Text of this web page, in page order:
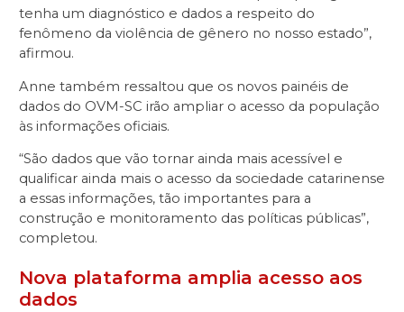
tenha um diagnóstico e dados a respeito do
fenômeno da violência de gênero no nosso estado”,
afirmou.
Anne também ressaltou que os novos painéis de
dados do OVM-SC irão ampliar o acesso da população
às informações oficiais.
“São dados que vão tornar ainda mais acessível e
qualificar ainda mais o acesso da sociedade catarinense
a essas informações, tão importantes para a
construção e monitoramento das políticas públicas”,
completou.
Nova plataforma amplia acesso aos
dados